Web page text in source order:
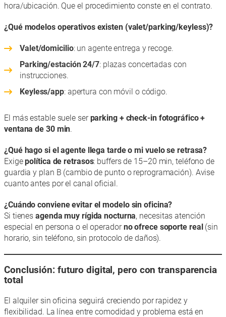
hora/ubicación. Que el procedimiento conste en el contrato.
¿Qué modelos operativos existen (valet/parking/keyless)?
Valet/domicilio: un agente entrega y recoge.
Parking/estación 24/7: plazas concertadas con
instrucciones.
Keyless/app: apertura con móvil o código.
El más estable suele serparking + check-in fotográfico +
ventana de 30 min.
¿Qué hago si el agente llega tarde o mi vuelo se retrasa?
Exigepolítica de retrasos: buffers de 15–20 min, teléfono de
guardia y plan B (cambio de punto o reprogramación). Avise
cuanto antes por el canal oficial.
¿Cuándo conviene evitar el modelo sin oficina?
Si tienes agenda muy rígida nocturna, necesitas atención
especial en persona o el operadorno ofrece soporte real(sin
horario, sin teléfono, sin protocolo de daños).
Conclusión: futuro digital, pero con transparencia
total
El alquiler sin oficina seguirá creciendo por rapidez y
flexibilidad. La línea entre comodidad y problema está en